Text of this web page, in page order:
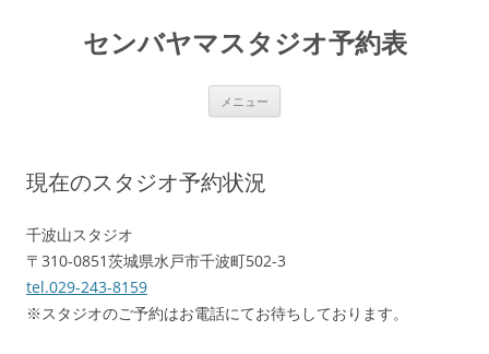
センバヤマスタジオ予約表
メニュー
現在のスタジオ予約状況
千波山スタジオ
〒310-0851茨城県水戸市千波町502-3
tel.029-243-8159
※スタジオのご予約はお電話にてお待ちしております。